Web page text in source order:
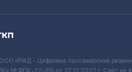
«РЖД – Цифровые пассажирские